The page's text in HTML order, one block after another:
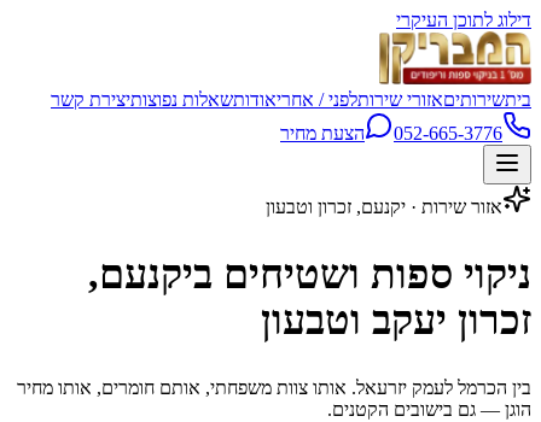
דילוג לתוכן העיקרי
ביתשירותיםאזורי שירותלפני / אחריאודותשאלות נפוצותיצירת קשר
052-665-3776
הצעת מחיר
אזור שירות · יקנעם, זכרון וטבעון
ניקוי ספות ושטיחים ביקנעם,
זכרון יעקב וטבעון
בין הכרמל לעמק יזרעאל. אותו צוות משפחתי, אותם חומרים, אותו מחיר
הוגן — גם בישובים הקטנים.